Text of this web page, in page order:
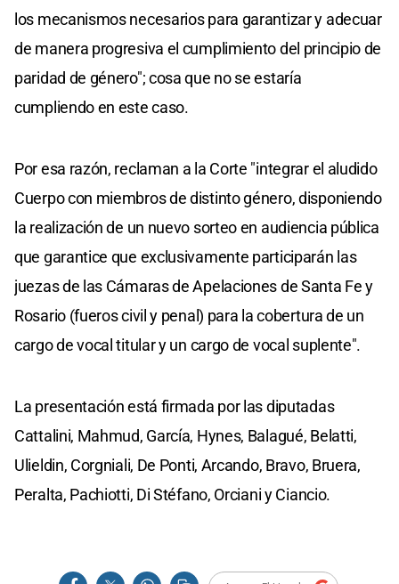
los mecanismos necesarios para garantizar y adecuar
de manera progresiva el cumplimiento del principio de
paridad de género"; cosa que no se estaría
cumpliendo en este caso.
Por esa razón, reclaman a la Corte "integrar el aludido
Cuerpo con miembros de distinto género, disponiendo
la realización de un nuevo sorteo en audiencia pública
que garantice que exclusivamente participarán las
juezas de las Cámaras de Apelaciones de Santa Fe y
Rosario (fueros civil y penal) para la cobertura de un
cargo de vocal titular y un cargo de vocal suplente".
La presentación está firmada por las diputadas
Cattalini, Mahmud, García, Hynes, Balagué, Belatti,
Ulieldin, Corgniali, De Ponti, Arcando, Bravo, Bruera,
Peralta, Pachiotti, Di Stéfano, Orciani y Ciancio.